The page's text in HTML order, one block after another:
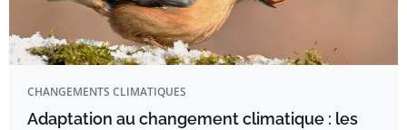
CHANGEMENTS CLIMATIQUES
Adaptation au changement climatique : les